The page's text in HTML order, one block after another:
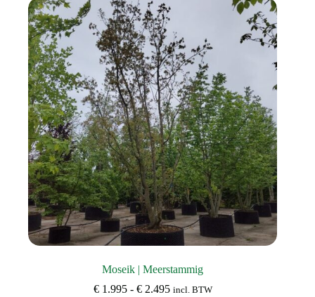
Deze
optie
kan
gekozen
worden
op
de
productpagina
Moseik | Meerstammig
€1.995 - €2.495Prijsklasse:
incl. BTW